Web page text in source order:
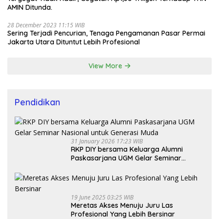
AMIN Ditunda.
28 December 2023 11:15 WIB
Sering Terjadi Pencurian, Tenaga Pengamanan Pasar Permai
Jakarta Utara Dituntut Lebih Profesional
View More
Pendidikan
31 January 2026 17:23 WIB
RKP DIY bersama Keluarga Alumni
Paskasarjana UGM Gelar Seminar
19 June 2025 03:25 WIB
Meretas Akses Menuju Juru Las
Profesional Yang Lebih Bersinar